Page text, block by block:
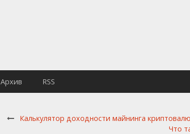
Архив RSS
Калькулятор доходности майнинга
Что